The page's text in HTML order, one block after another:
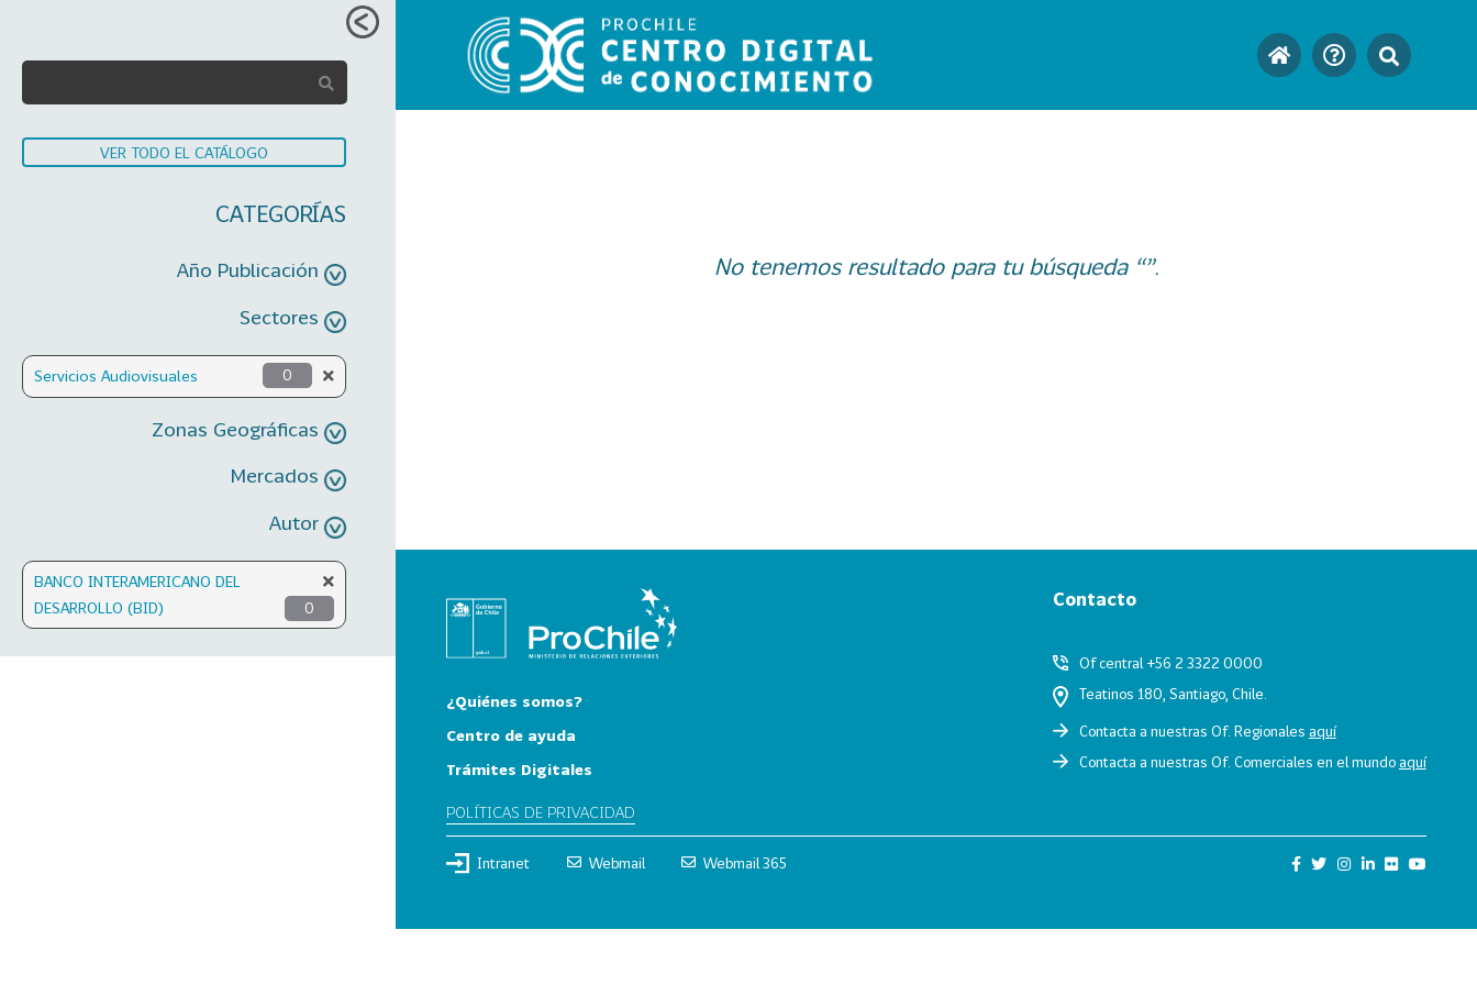
VER TODO EL CATÁLOGO
CATEGORÍAS
Año Publicación
Sectores
Servicios Audiovisuales 0
Zonas Geográficas
Mercados
Autor
BANCO INTERAMERICANO DEL
DESARROLLO (BID)
0
No tenemos resultado para tu búsqueda “”.
¿Quiénes somos?
Centro de ayuda
Trámites Digitales
POLÍTICAS DE PRIVACIDAD
Contacto
Of central +56 2 3322 0000
Teatinos 180, Santiago, Chile.
Contacta a nuestras Of. Regionales aquí
Contacta a nuestras Of. Comerciales en el mundoaquí
Intranet Webmail Webmail 365